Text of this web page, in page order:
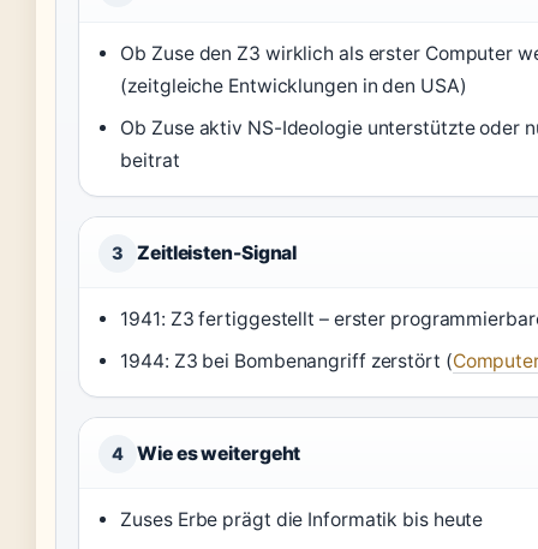
Ob Zuse den Z3 wirklich als erster Computer
(zeitgleiche Entwicklungen in den USA)
Ob Zuse aktiv NS-Ideologie unterstützte oder
beitrat
3 Zeitleisten-Signal
1941: Z3 fertiggestellt – erster
1944: Z3 bei Bombenangriff zerstört (
4 Wie es weitergeht
Zuses Erbe prägt die Informatik bis heute